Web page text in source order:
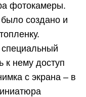
фотокамеры.
было создано и
к нему доступ
с экрана – в